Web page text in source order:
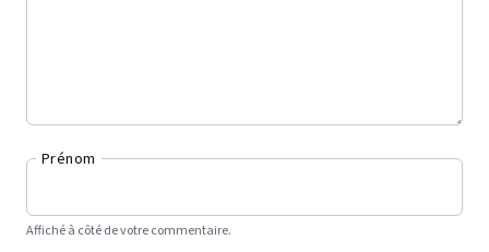
Prénom
Affiché à côté de votre commentaire.